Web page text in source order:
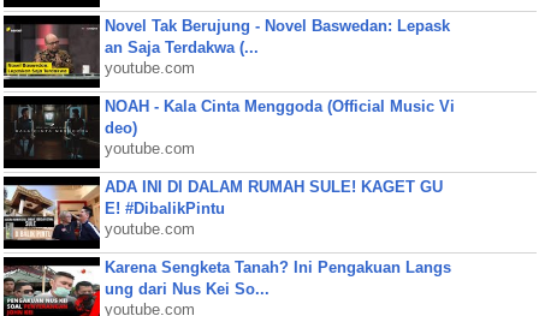
Novel Tak Berujung - Novel Baswedan: Lepask
an Saja Terdakwa (...
youtube.com
NOAH - Kala Cinta Menggoda (Official Music Vi
deo)
youtube.com
ADA INI DI DALAM RUMAH SULE! KAGET GU
E! #DibalikPintu
youtube.com
Karena Sengketa Tanah? Ini Pengakuan Langs
ung dari Nus Kei So...
youtube.com